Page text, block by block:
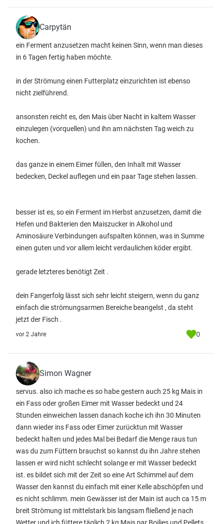
Carpytän
ein Ferment anzusetzen macht keinen Sinn, wenn man dieses
in 6 Tagen fertig haben möchte.
in der Strömung einen Futterplatz einzurichten ist ebenso
nicht zielführend.
ansonsten reicht es, den Mais über Nacht in kaltem Wasser
einzulegen (vorquellen) und ihn am nächsten Tag weich zu
kochen.
das ganze in einem Eimer füllen, den Inhalt mit Wasser
bedecken, Deckel auflegen und ein paar Tage stehen lassen.
besser ist es, so ein Ferment im Herbst anzusetzen, damit die
Hefen und Bakterien den Maiszucker in Alkohol und
Aminosäure Verbindungen aufspalten können, was in Summe
einen guten und vor allem leicht verdaulichen köder ergibt.
gerade letzteres benötigt Zeit .
dein Fangerfolg lässt sich sehr leicht steigern, wenn du ganz
einfach die strömungsarmen Bereiche beangelst , da steht
jetzt der Fisch .
vor 2 Jahre 0
Simon Wagner
servus. also ich mache es so habe gestern auch 25 kg Mais in
ein Fass oder großen Eimer mit Wasser bedeckt und 24
Stunden einweichen lassen danach koche ich ihn 30 Minuten
dann wieder ins Fass oder Eimer zurücktun mit Wasser
bedeckt halten und jedes Mal bei Bedarf die Menge raus tun
was du zum Füttern brauchst so kannst du ihn Jahre stehen
lassen er wird nicht schlecht solange er mit Wasser bedeckt
ist. es bildet sich mit der Zeit so eine Art Schimmel auf dem
Wasser den kannst du einfach mit einer Kelle abschöpfen und
es nicht schlimm. mein Gewässer ist der Main ist auch ca 15 m
breit Strömung ist mittelstark bis langsam fließend je nach